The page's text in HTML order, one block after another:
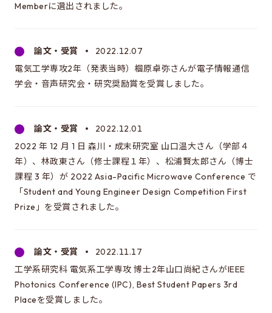
所属学生の声
費用/経済的支援
関連組織のリンク
お問い合わせ・アクセス
アクセス
このサイトについて
Memberに選出されました。
論文・受賞
2022.12.07
電気工学専攻2年（発表当時）椢原卓弥さんが電子情報通信
学会・音声研究会・研究奨励賞を受賞しました。
論文・受賞
2022.12.01
2022 年 12 月 1 日 森川・成末研究室 山口温大さん（学部４
年）、林政東さん（修士課程１年）、松浦賢太郎さん（博士
課程 3 年）が 2022 Asia-Pacific Microwave Conference で
「Student and Young Engineer Design Competition First
Prize」を受賞されました。
論文・受賞
2022.11.17
工学系研究科 電気系工学専攻 博士2年山口尚紀さんがIEEE
Photonics Conference (IPC), Best Student Papers 3rd
Placeを受賞しました。